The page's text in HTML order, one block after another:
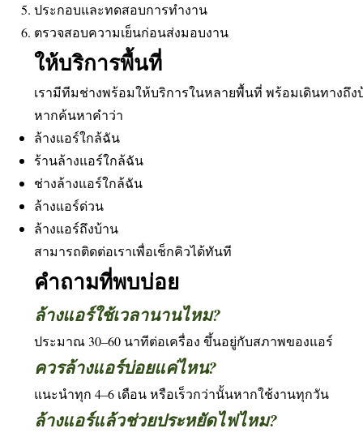
ประกอบและทดสอบการทำงาน
ตรวจสอบความเย็นก่อนส่งมอบงาน
ให้บริการพื้นที่
เรามีทีมช่างพร้อมให้บริการในหลายพื้นที่ พร้อมเดินทางถึง
หากค้นหาคำว่า
ล้างแอร์ใกล้ฉัน
ร้านล้างแอร์ใกล้ฉัน
ช่างล้างแอร์ใกล้ฉัน
ล้างแอร์ด่วน
ล้างแอร์ถึงบ้าน
สามารถติดต่อเราเพื่อเช็กคิวได้ทันที
คำถามที่พบบ่อย
ล้างแอร์ใช้เวลานานไหม?
ประมาณ 30–60 นาทีต่อเครื่อง ขึ้นอยู่กับสภาพของแอร์
ควรล้างแอร์บ่อยแค่ไหน?
แนะนำทุก 4–6 เดือน หรือเร็วกว่านั้นหากใช้งานทุกวัน
ล้างแอร์แล้วช่วยประหยัดไฟไหม?